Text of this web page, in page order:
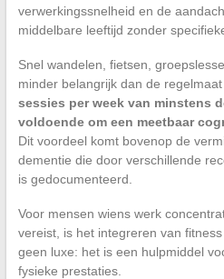
verwerkingssnelheid en de
middelbare leeftijd zonder
Snel wandelen, fietsen,
minder belangrijk dan de
sessies per week van minstens
voldoende om een meetbaar
Dit voordeel komt bovenop de
dementie die door verschillende
is gedocumenteerd.
Voor mensen wiens werk
vereist, is het integreren van
geen luxe: het is een hulpmiddel
fysieke prestaties.